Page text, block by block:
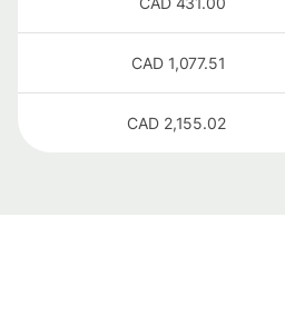
1,077.51
CAD
2,155.02
CAD